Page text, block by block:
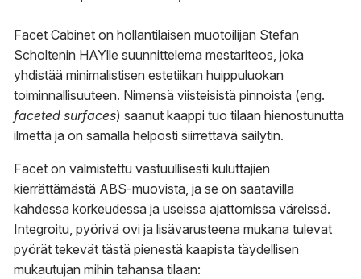
Facet Cabinet on hollantilaisen muotoilijan Stefan
Scholtenin HAYlle suunnittelema mestariteos, joka
yhdistää minimalistisen estetiikan huippuluokan
toiminnallisuuteen. Nimensä viisteisistä pinnoista (eng.
faceted surfaces) saanut kaappi tuo tilaan hienostunutta
ilmettä ja on samalla helposti siirrettävä säilytin.
Facet on valmistettu vastuullisesti kuluttajien
kierrättämästä ABS-muovista, ja se on saatavilla
kahdessa korkeudessa ja useissa ajattomissa väreissä.
Integroitu, pyörivä ovi ja lisävarusteena mukana tulevat
pyörät tekevät tästä pienestä kaapista täydellisen
mukautujan mihin tahansa tilaan: